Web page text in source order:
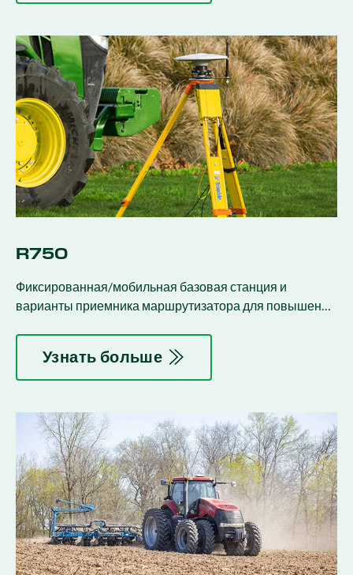
R750
Фиксированная/мобильная базовая станция и
варианты приемника маршрутизатора для повышения
Узнать больше